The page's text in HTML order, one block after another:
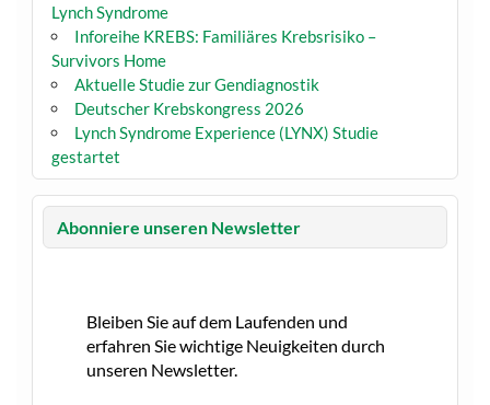
Lynch Syndrome
Inforeihe KREBS: Familiäres Krebsrisiko –
Survivors Home
Aktuelle Studie zur Gendiagnostik
Deutscher Krebskongress 2026
Lynch Syndrome Experience (LYNX) Studie
gestartet
Abonniere unseren Newsletter
Bleiben Sie auf dem Laufenden und
erfahren Sie wichtige Neuigkeiten durch
unseren Newsletter.